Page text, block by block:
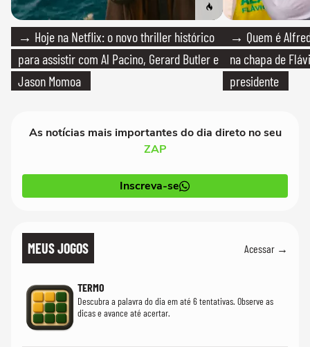
→ Hoje na Netflix: o novo thriller histórico
para assistir com Al Pacino, Gerard Butler e
Jason Momoa
→ Quem é
na chapa de
presidente
As notícias mais importantes do dia direto no seu
ZAP
Inscreva-se
MEUS JOGOS Acessar →
TERMO
Descubra a palavra do dia em até 6 tentativas. Observe as
dicas e avance até acertar.